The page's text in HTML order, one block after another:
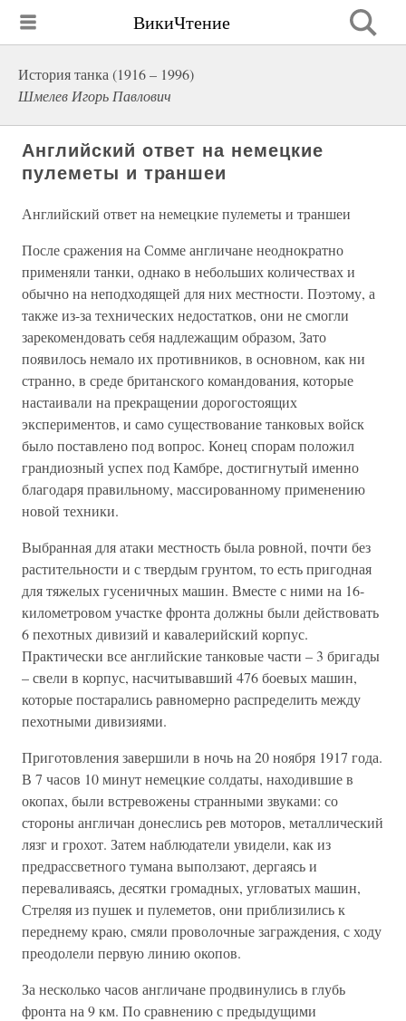
ВикиЧтение
История танка (1916 – 1996)
Шмелев Игорь Павлович
Английский ответ на немецкие
пулеметы и траншеи
Английский ответ на немецкие пулеметы и траншеи
После сражения на Сомме англичане неоднократно
применяли танки, однако в небольших количествах и
обычно на неподходящей для них местности. Поэтому, а
также из-за технических недостатков, они не смогли
зарекомендовать себя надлежащим образом, Зато
появилось немало их противников, в основном, как ни
странно, в среде британского командования, которые
настаивали на прекращении дорогостоящих
экспериментов, и само существование танковых войск
было поставлено под вопрос. Конец спорам положил
грандиозный успех под Камбре, достигнутый именно
благодаря правильному, массированному применению
новой техники.
Выбранная для атаки местность была ровной, почти без
растительности и с твердым грунтом, то есть пригодная
для тяжелых гусеничных машин. Вместе с ними на 16-
километровом участке фронта должны были действовать
6 пехотных дивизий и кавалерийский корпус.
Практически все английские танковые части – 3 бригады
– свели в корпус, насчитывавший 476 боевых машин,
которые постарались равномерно распределить между
пехотными дивизиями.
Приготовления завершили в ночь на 20 ноября 1917 года.
В 7 часов 10 минут немецкие солдаты, находившие в
окопах, были встревожены странными звуками: со
стороны англичан донеслись рев моторов, металлический
лязг и грохот. Затем наблюдатели увидели, как из
предрассветного тумана выползают, дергаясь и
переваливаясь, десятки громадных, угловатых машин,
Стреляя из пушек и пулеметов, они приблизились к
переднему краю, смяли проволочные заграждения, с ходу
преодолели первую линию окопов.
За несколько часов англичане продвинулись в глубь
фронта на 9 км. По сравнению с предыдущими